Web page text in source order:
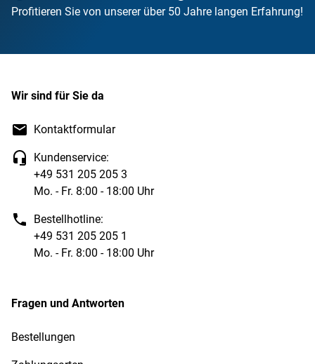
Profitieren Sie von unserer über 50 Jahre langen Erfahrung!
Wir sind für Sie da
Kontaktformular
Kundenservice:
+49 531 205 205 3
Mo. - Fr. 8:00 - 18:00 Uhr
Bestellhotline:
+49 531 205 205 1
Mo. - Fr. 8:00 - 18:00 Uhr
Fragen und Antworten
Bestellungen